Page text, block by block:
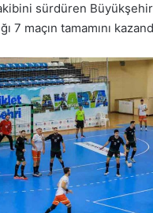
sürdüren
7 maçın tamamını